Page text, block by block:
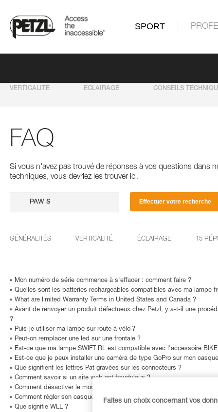
SPORT
VERTICALITÉ ECLAIRAGE CONSEILS
FAQ
Si vous n'avez pas trouvé de réponses à vos questions dans
techniques, vous devriez les trouver ici.
Effectuer votre recherche
GÉNÉRALITÉS VERTICALITÉ ÉCLAIRAGE 15
Mon numéro de série commence à s'effacer : comment faire ?
Quelles sont les batteries rechargeables compatibles avec ma lampe
What are limited Warranty Terms in United States and Canada ?
Avant de renvoyer un produit défectueux chez Petzl, y a-t-il une
?
Puis-je utiliser ma lampe sur route à vélo ?
Peut-on remplacer une led sur une frontale ?
Est-ce que ma lampe SWIFT RL est compatible avec l'accessoire BIKE
Est-ce que je peux installer une caméra de type GoPro sur mon
Que signifient les lettres Pat gravées sur les connecteurs ?
Comment savoir si un site web est frauduleux ?
Comment désactiver le mode Boost sur ma lampe frontale SWIFT RL ?
Comment régler son casque ?
Que signifie WLL ?
Faites un choix concernant vos